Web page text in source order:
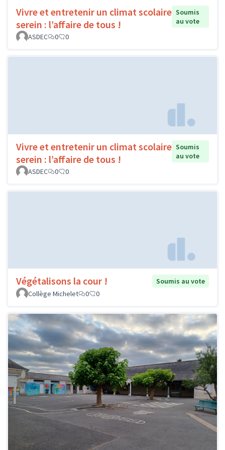
Vivre et entretenir un climat scolaire
serein : l’affaire de tous !
Soumis
au vote
ASDEC
0 0
Vivre et entretenir un climat scolaire
serein : l’affaire de tous !
Soumis
au vote
ASDEC
0 0
Végétalisons la cour !
Soumis au vote
Collège Michelet
0 0